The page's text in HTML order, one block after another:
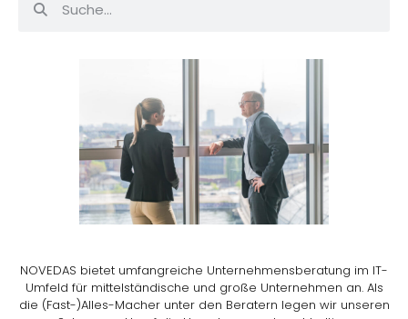
NOVEDAS bietet umfangreiche Unternehmensberatung im IT-
Umfeld für mittelständische und große Unternehmen an. Als
die (Fast-)Alles-Macher unter den Beratern legen wir unseren